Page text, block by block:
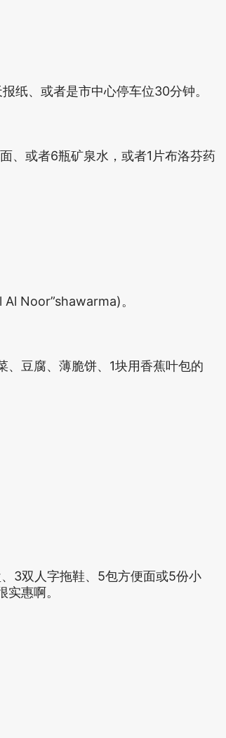
纸、或者是市中心停车位30分钟。
、或者6瓶矿泉水，或者1片布洛芬药
Al Noor”shawarma)。
、豆腐、薄脆饼、1块用香蕉叶包的
3双人字拖鞋、5包方便面或5份小
惠啊。